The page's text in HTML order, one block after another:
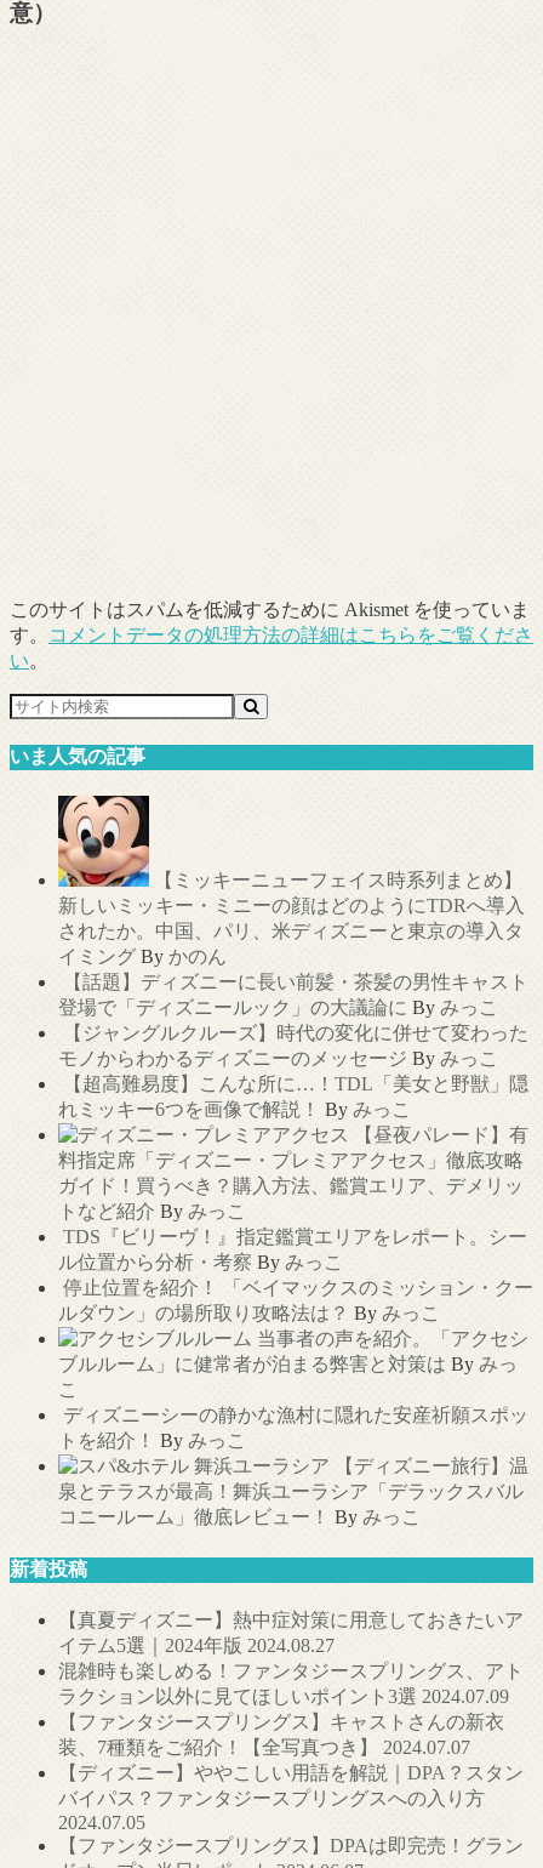
意）
このサイトはスパムを低減するために Akismet を使っていま
す。
コメントデータの処理方法の詳細はこちらをご覧くださ
い。
いま人気の記事
【ミッキーニューフェイス時系列まとめ】
新しいミッキー・ミニーの顔はどのようにTDRへ導入
されたか。中国、パリ、米ディズニーと東京の導入タ
イミング By かのん
【話題】ディズニーに長い前髪・茶髪の男性キャスト
登場で「ディズニールック」の大議論に By みっこ
【ジャングルクルーズ】時代の変化に併せて変わった
モノからわかるディズニーのメッセージ By みっこ
【超高難易度】こんな所に…！TDL「美女と野獣」隠
れミッキー6つを画像で解説！
By みっこ
【昼夜パレード】有
料指定席「ディズニー・プレミアアクセス」徹底攻略
ガイド！買うべき？購入方法、鑑賞エリア、デメリッ
トなど紹介 By みっこ
TDS『ビリーヴ！』指定鑑賞エリアをレポート。シー
ル位置から分析・考察 By みっこ
停止位置を紹介！ 「ベイマックスのミッション・クー
ルダウン」の場所取り攻略法は？ By みっこ
当事者の声を紹介。「アクセシ
ブルルーム」に健常者が泊まる弊害と対策は By みっ
こ
ディズニーシーの静かな漁村に隠れた安産祈願スポッ
トを紹介！
By みっこ
【ディズニー旅行】温
泉とテラスが最高！舞浜ユーラシア「デラックスバル
コニールーム」徹底レビュー！
By みっこ
新着投稿
【真夏ディズニー】熱中症対策に用意しておきたいア
イテム5選｜2024年版 2024.08.27
混雑時も楽しめる！ファンタジースプリングス、アト
ラクション以外に見てほしいポイント3選 2024.07.09
【ファンタジースプリングス】キャストさんの新衣
装、7種類をご紹介！【全写真つき】 2024.07.07
【ディズニー】ややこしい用語を解説｜DPA？スタン
バイパス？ファンタジースプリングスへの入り方
2024.07.05
【ファンタジースプリングス】DPAは即完売！グラン